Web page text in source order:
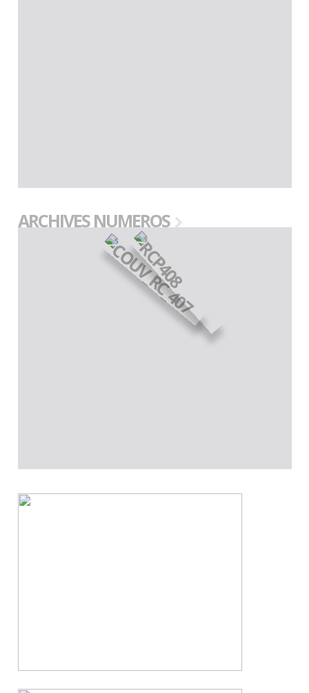
ARCHIVES NUMEROS